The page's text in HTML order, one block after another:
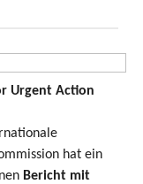
Urgent Action
hat ein
Bericht mit